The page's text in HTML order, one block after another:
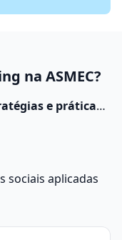
na ASMEC?
e práticas
sociais aplicadas